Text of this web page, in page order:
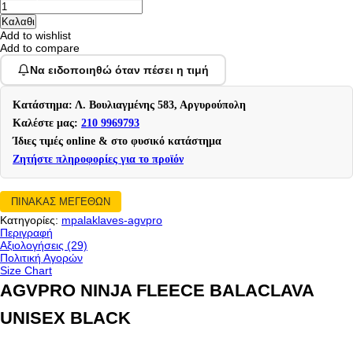
Add to wishlist
Add to compare
Να ειδοποιηθώ όταν πέσει η τιμή
Κατάστημα: Λ. Βουλιαγμένης 583, Αργυρούπολη
Καλέστε μας: 210 9969793
Ίδιες τιμές online & στο φυσικό κατάστημα
Ζητήστε πληροφορίες για το προϊόν
ΠΙΝΑΚΑΣ ΜΕΓΕΘΩΝ
Κατηγορίες: mpalaklaves-agvpro
Περιγραφή
Αξιολογήσεις (29)
Πολιτική Αγορών
Size Chart
AGVPRO NINJA FLEECE BALACLAVA
UNISEX BLACK